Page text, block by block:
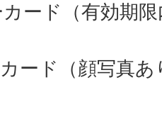
カード（有効期
ード（顔写真